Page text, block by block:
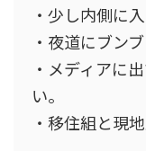
・少し内側に
・夜道にブン
・メディアに
い。
・移住組と現